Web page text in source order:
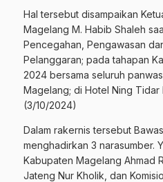
Hal tersebut disampaikan
Magelang M. Habib Shaleh
Pencegahan, Pengawasan
Pelanggaran; pada tahapan
2024 bersama seluruh
Magelang; di Hotel Ning Tidar
(3/10/2024)
Dalam rakernis tersebut
menghadirkan 3 narasumber.
Kabupaten Magelang Ahmad
Jateng Nur Kholik, dan